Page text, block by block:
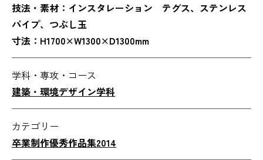
技法・素材：インスタレーション テグス、ステンレス
パイプ、つぶし玉
寸法：H1700×W1300×D1300mm
学科・専攻・コース
建築・環境デザイン学科
カテゴリー
卒業制作優秀作品集2014